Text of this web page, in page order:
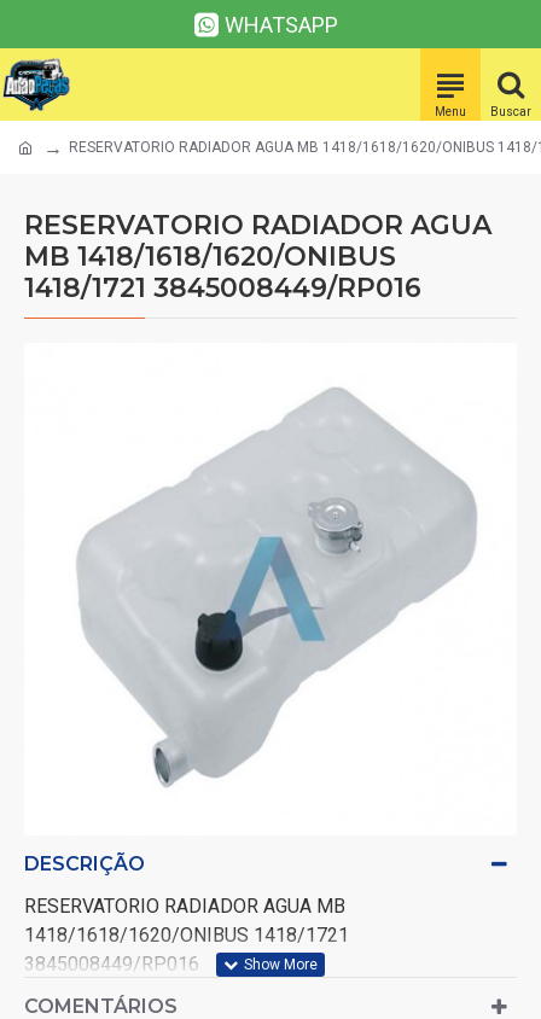
WHATSAPP
RESERVATORIO RADIADOR AGUA MB 1418/1618/1620/ONIBUS
RESERVATORIO RADIADOR AGUA
MB 1418/1618/1620/ONIBUS
1418/1721 3845008449/RP016
DESCRIÇÃO
RESERVATORIO RADIADOR AGUA MB
1418/1618/1620/ONIBUS 1418/1721
3845008449/RP016
COMENTÁRIOS